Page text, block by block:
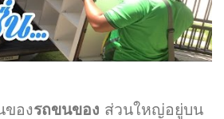
องรถขนของ ส่วนใหญ่อยู่บน